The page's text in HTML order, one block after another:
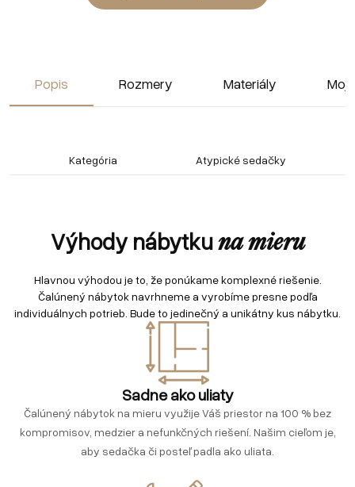
Popis Rozmery Materiály
Kategória Atypické sedačky
Výhody nábytkuna mieru
Hlavnou výhodou je to, že ponúkame komplexné riešenie.
Čalúnený nábytok navrhneme a vyrobíme presne podľa
individuálnych potrieb. Bude to jedinečný a unikátny kus nábytku.
Sadne ako uliaty
Čalúnený nábytok na mieru využije Váš priestor na 100 % bez
kompromisov, medzier a nefunkčných riešení. Našim cieľom je,
aby sedačka či posteľ padla ako uliata.